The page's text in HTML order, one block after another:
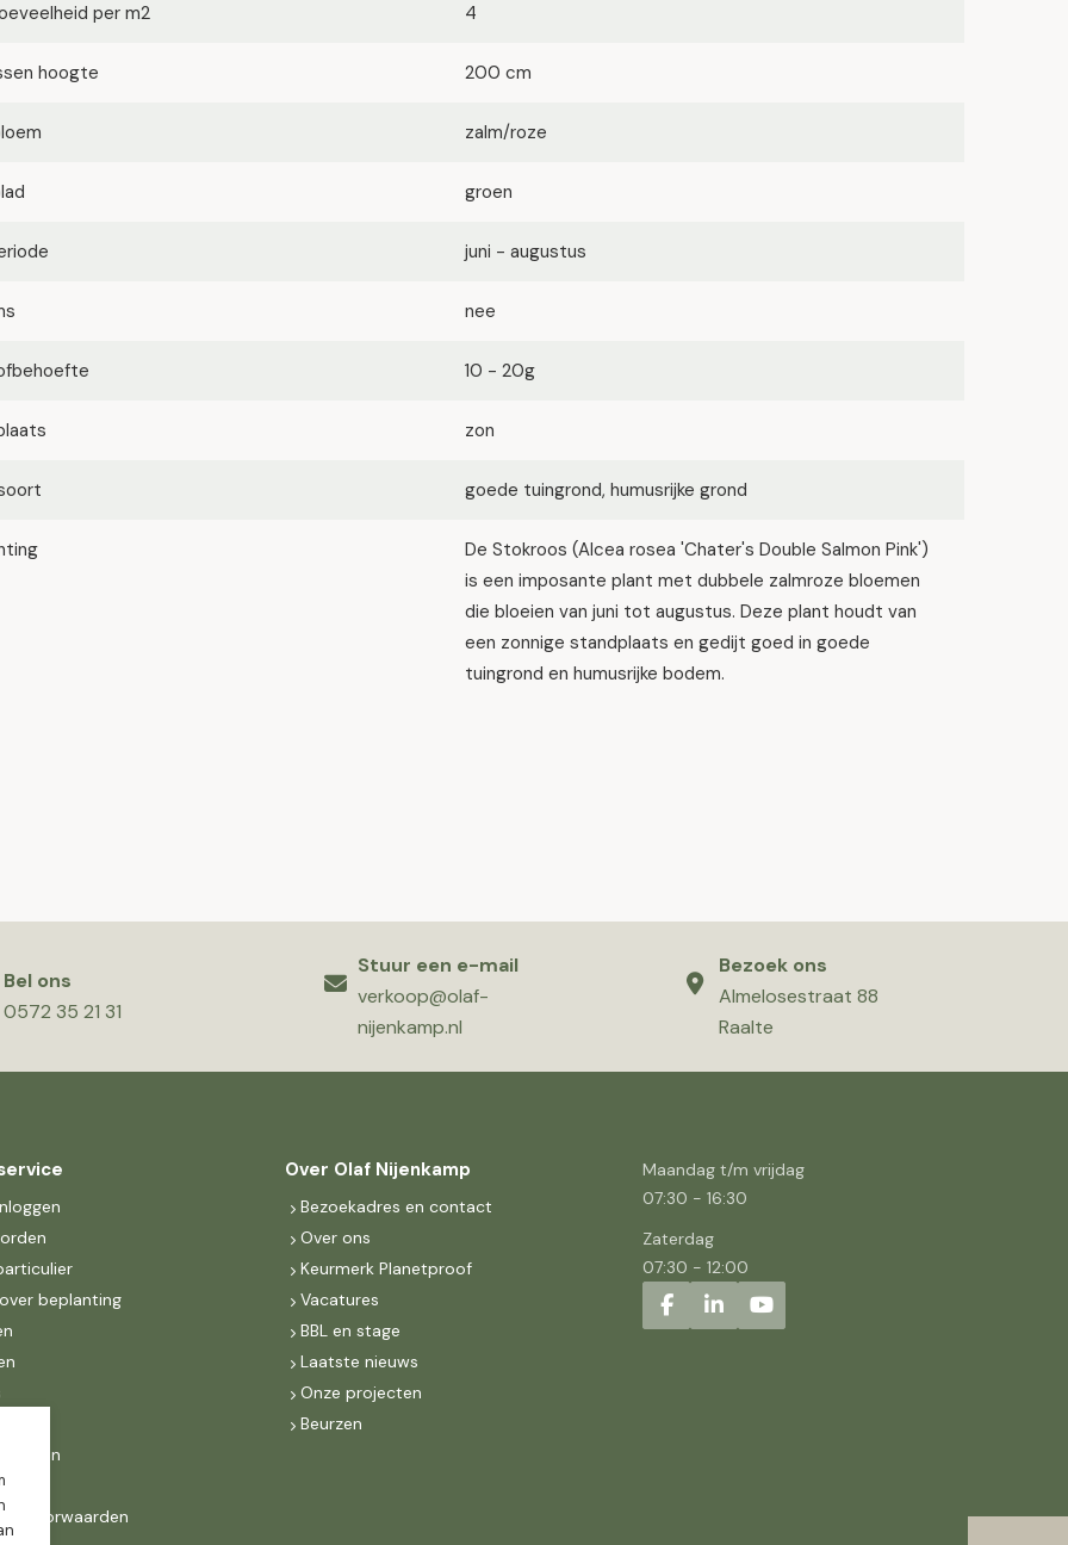
per m2 4
hoogte 200 cm
zalm/roze
groen
juni - augustus
nee
10 - 20g
zon
goede tuingrond, humusrijke grond
De Stokroos (Alcea rosea 'Chater's Double Salmon Pink')
is een imposante plant met dubbele zalmroze bloemen
die bloeien van juni tot augustus. Deze plant houdt van
een zonnige standplaats en gedijt goed in goede
tuingrond en humusrijke bodem.
Bel ons
0572 35 21 31
Stuur een e-mail
verkoop@olaf-
nijenkamp.nl
Bezoek ons
Almelosestraat 88
Raalte
beplanting
Groen
voorwaarden
Over Olaf Nijenkamp
Bezoekadres en contact
Over ons
Keurmerk Planetproof
Vacatures
BBL en stage
Laatste nieuws
Onze projecten
Beurzen
Maandag t/m vrijdag
07:30 - 16:30
Zaterdag
07:30 - 12:00